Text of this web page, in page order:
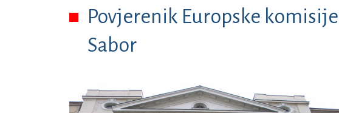
Povjerenik Europske
Sabor